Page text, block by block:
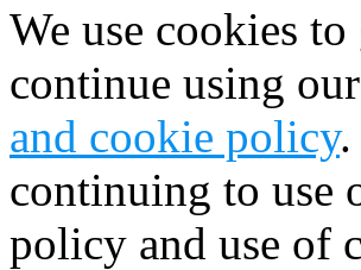
We use cookies
continue using
and cookie policy
continuing to use
policy and use of